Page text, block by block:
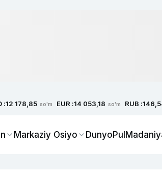
:12 178,85 so'm EUR :14 053,18 so'm RUB :
Markaziy Osiyo DunyoPul